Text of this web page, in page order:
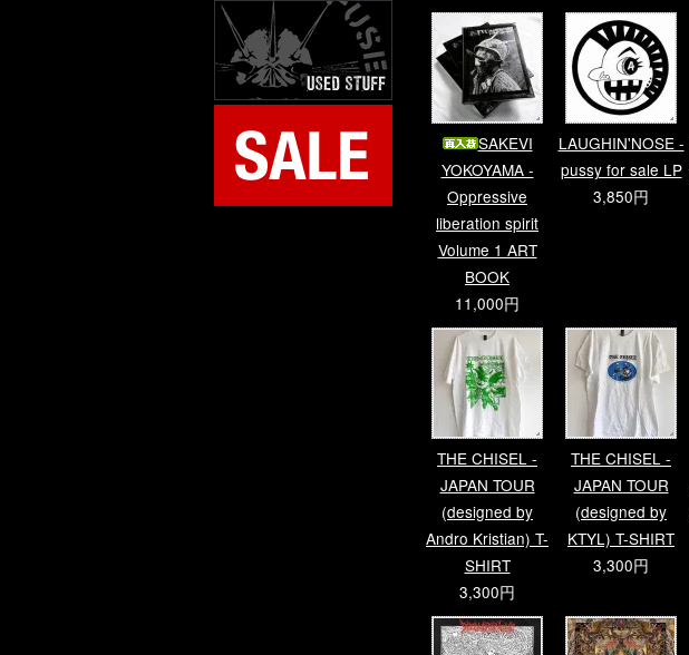
SAKEVI
YOKOYAMA -
Oppressive
liberation spirit
Volume 1 ART
BOOK
11,000円
LAUGHIN'NOSE -
pussy for sale LP
3,850円
THE CHISEL -
JAPAN TOUR
(designed by
Andro Kristian) T-
SHIRT
3,300円
THE CHISEL -
JAPAN TOUR
(designed by
KTYL) T-SHIRT
3,300円